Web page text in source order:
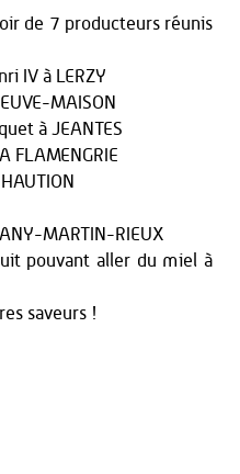
de 7 producteurs réunis
IV à LERZY
MAISON
à JEANTES
FLAMENGRIE
MARTIN-RIEUX
pouvant aller du miel à
saveurs !